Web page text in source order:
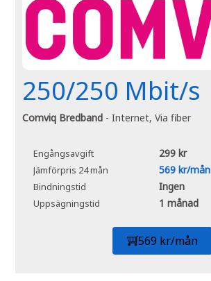
250/250 Mbit/s
Comviq Bredband - Internet, Via fiber
Engångsavgift 299 kr
Jämförpris 24 mån 569 kr/mån
Bindningstid Ingen
Uppsägningstid 1 månad
569 kr/mån